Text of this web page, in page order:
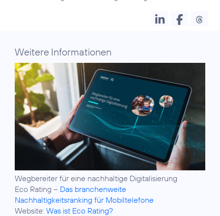
Weitere Informationen
Wegbereiter für eine nachhaltige Digitalisierung
Eco Rating – Das branchenweite
Nachhaltigkeitsranking für Mobiltelefone
Website: Was ist Eco Rating?